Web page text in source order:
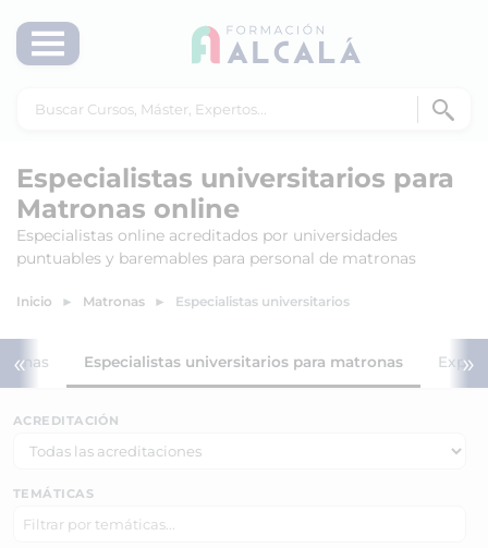
Especialistas universitarios para
Matronas online
Especialistas online acreditados por universidades
puntuables y baremables para personal de matronas
Inicio Matronas Especialistas universitarios
« Especialistas universitarios para matronas »
ACREDITACIÓN
TEMÁTICAS